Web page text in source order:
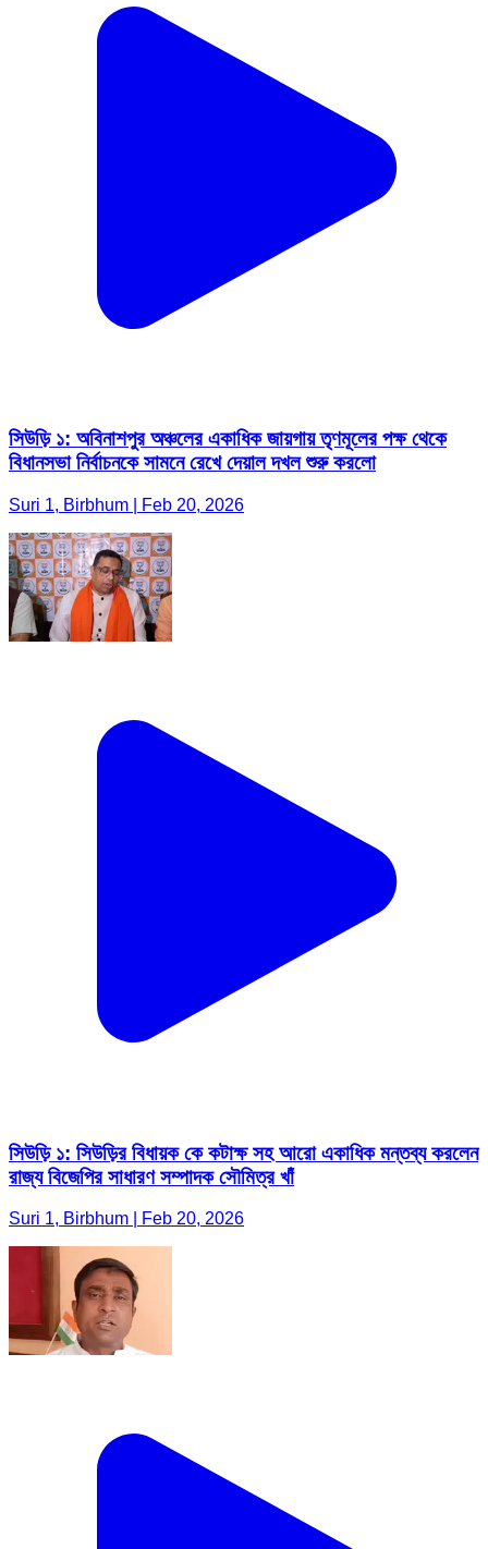
সিউড়ি ১: অবিনাশপুর অঞ্চলের একাধিক জায়গায় তৃণমূলের পক্ষ থেকে
বিধানসভা নির্বাচনকে সামনে রেখে দেয়াল দখল শুরু করলো
Suri 1, Birbhum | Feb 20, 2026
সিউড়ি ১: সিউড়ির বিধায়ক কে কটাক্ষ সহ আরো একাধিক মন্তব্য করলেন
রাজ্য বিজেপির সাধারণ সম্পাদক সৌমিত্র খাঁ
Suri 1, Birbhum | Feb 20, 2026